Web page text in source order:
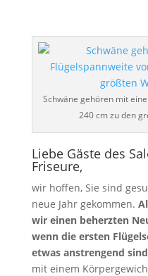
Schwäne gehören mit
240 cm zu den
Liebe Gäste des
Friseure,
wir hoffen, Sie sind
neue Jahr gekommen.
wir einen beherzten
wenn die ersten
etwas anstrengend
mit einem